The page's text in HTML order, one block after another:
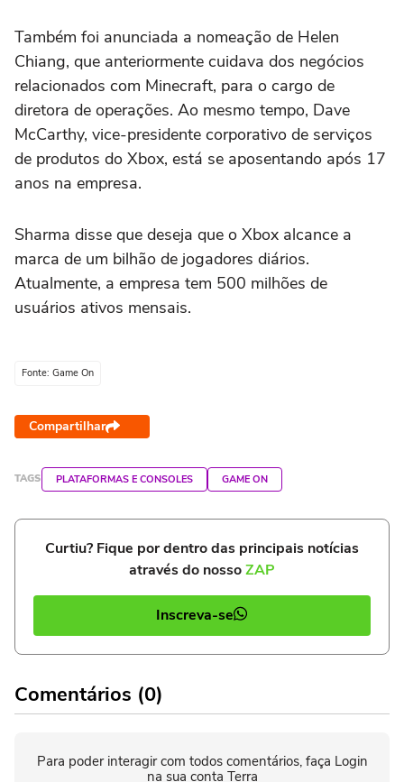
Também foi anunciada a nomeação de Helen
Chiang, que anteriormente cuidava dos negócios
relacionados com Minecraft, para o cargo de
diretora de operações. Ao mesmo tempo, Dave
McCarthy, vice-presidente corporativo de serviços
de produtos do Xbox, está se aposentando após 17
anos na empresa.
Sharma disse que deseja que o Xbox alcance a
marca de um bilhão de jogadores diários.
Atualmente, a empresa tem 500 milhões de
usuários ativos mensais.
Fonte: Game On
Compartilhar
TAGS PLATAFORMAS E CONSOLES GAME ON
Curtiu? Fique por dentro das principais notícias
através do nossoZAP
Inscreva-se
Comentários (0)
Para poder interagir com todos comentários, faça Login
na sua conta Terra